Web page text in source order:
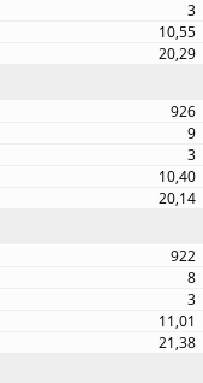
3
10,55
20,29
926
9
3
10,40
20,14
922
8
3
11,01
21,38